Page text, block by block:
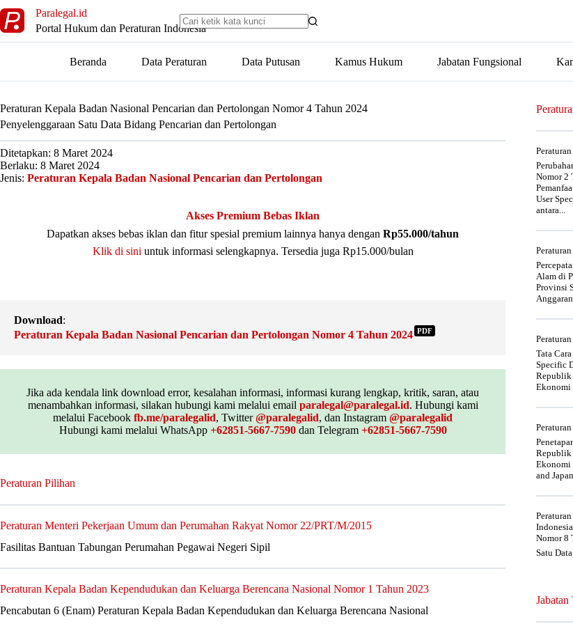
to
content
Paralegal.id
Portal Hukum dan Peraturan Indonesia
Beranda Data Peraturan Data Putusan Kamus Hukum Jabatan Fungsional
Peraturan Kepala Badan Nasional Pencarian dan Pertolongan Nomor 4 Tahun 2024
Penyelenggaraan Satu Data Bidang Pencarian dan Pertolongan
Ditetapkan: 8 Maret 2024
Berlaku: 8 Maret 2024
Jenis: Peraturan Kepala Badan Nasional Pencarian dan Pertolongan
Akses Premium Bebas Iklan
Dapatkan akses bebas iklan dan fitur spesial premium lainnya hanya dengan Rp55.000/tahun
Klik di sini untuk informasi selengkapnya. Tersedia juga Rp15.000/bulan
Download:
Peraturan Kepala Badan Nasional Pencarian dan Pertolongan Nomor 4 Tahun 2024 PDF
Jika ada kendala link download error, kesalahan informasi, informasi kurang lengkap, kritik, saran, atau
menambahkan informasi, silakan hubungi kami melalui email paralegal@paralegal.id. Hubungi kami
melalui Facebook fb.me/paralegalid, Twitter@paralegalid, dan Instagram @paralegalid
Hubungi kami melalui WhatsApp +62851-5667-7590dan Telegram +62851-5667-7590
Peraturan Pilihan
Peraturan Menteri Pekerjaan Umum dan Perumahan Rakyat Nomor 22/PRT/M/2015
Fasilitas Bantuan Tabungan Perumahan Pegawai Negeri Sipil
Peraturan Kepala Badan Kependudukan dan Keluarga Berencana Nasional Nomor 1 Tahun 2023
Pencabutan 6 (Enam) Peraturan Kepala Badan Kependudukan dan Keluarga Berencana Nasional
Nomor 2
User
antara...
Alam di
Provinsi
Tata
Specific
Republik
Ekonomi
Republik
Ekonomi
and
Nomor 8
Satu
Jabatan